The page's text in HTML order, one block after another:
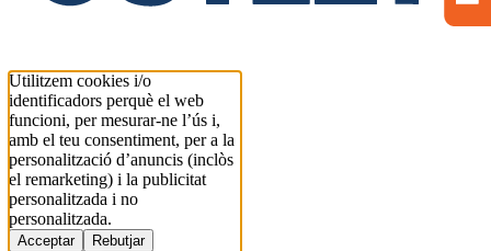
Utilitzem cookies i/o
identificadors perquè el web
funcioni, per mesurar-ne l’ús i,
amb el teu consentiment, per a la
personalització d’anuncis (inclòs
el remarketing) i la publicitat
personalitzada i no
personalitzada.
Acceptar
Rebutjar